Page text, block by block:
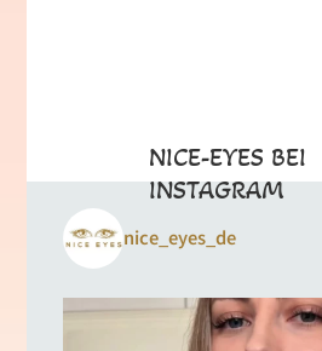
NICE-EYES BEI
INSTAGRAM
nice_eyes_de